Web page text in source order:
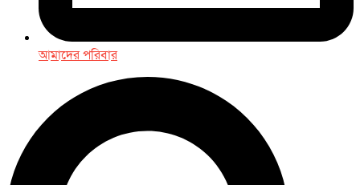
আমাদের পরিবার